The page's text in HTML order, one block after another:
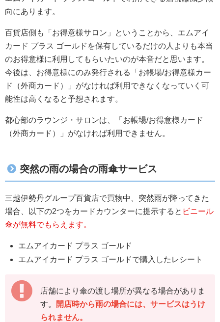
向にあります。
百貨店側も「お得意様サロン」ということから、エムアイ
カード プラス ゴールドを保有しているだけの人よりも本当
のお得意様に利用してもらいたいのが本音だと思います。
今後は、お得意様にのみ発行される「お帳場/お得意様カー
ド（外商カード）」がなければ利用できなくなっていく可
能性は高くなると予想されます。
都心部のラウンジ・サロンは、「お帳場/お得意様カード
（外商カード）」がなければ利用できません。
突然の雨の場合の雨傘サービス
三越伊勢丹グループ百貨店で買物中、突然雨が降ってきた
場合、以下の2つをカードカウンターに提示すると ビニール
傘が無料でもらえます。
エムアイカード プラス ゴールド
エムアイカード プラス ゴールドで購入したレシート
店舗により傘の渡し場所が異なる場合がありま
す。
開店時から雨の場合には、サービスはうけ
られません。